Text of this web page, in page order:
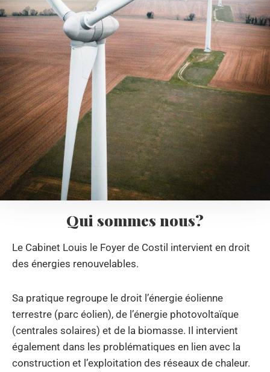
Qui sommes nous?
Le Cabinet Louis le Foyer de Costil intervient en droit
des énergies renouvelables.
Sa pratique regroupe le droit l’énergie éolienne
terrestre (parc éolien), de l’énergie photovoltaïque
(centrales solaires) et de la biomasse. Il intervient
également dans les problématiques en lien avec la
construction et l’exploitation des réseaux de chaleur.